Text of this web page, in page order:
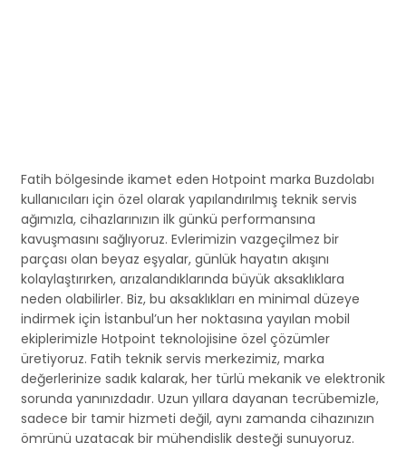
Fatih bölgesinde ikamet eden Hotpoint marka Buzdolabı
kullanıcıları için özel olarak yapılandırılmış teknik servis
ağımızla, cihazlarınızın ilk günkü performansına
kavuşmasını sağlıyoruz. Evlerimizin vazgeçilmez bir
parçası olan beyaz eşyalar, günlük hayatın akışını
kolaylaştırırken, arızalandıklarında büyük aksaklıklara
neden olabilirler. Biz, bu aksaklıkları en minimal düzeye
indirmek için İstanbul’un her noktasına yayılan mobil
ekiplerimizle Hotpoint teknolojisine özel çözümler
üretiyoruz. Fatih teknik servis merkezimiz, marka
değerlerinize sadık kalarak, her türlü mekanik ve elektronik
sorunda yanınızdadır. Uzun yıllara dayanan tecrübemizle,
sadece bir tamir hizmeti değil, aynı zamanda cihazınızın
ömrünü uzatacak bir mühendislik desteği sunuyoruz.